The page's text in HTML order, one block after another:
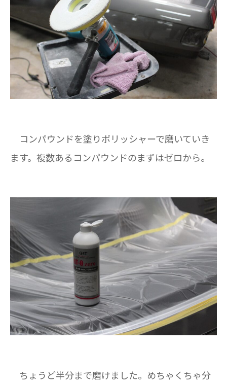
コンパウンドを塗りポリッシャーで磨いていき
ます。複数あるコンパウンドのまずはゼロから。
ちょうど半分まで磨けました。めちゃくちゃ分